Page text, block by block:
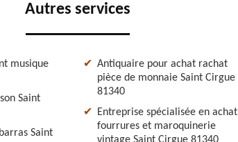
Autres services
musique
Saint
Saint
Antiquaire pour achat rachat
pièce de monnaie Saint Cirgue
81340
Entreprise spécialisée en achat
fourrures et maroquinerie
vintage Saint Cirgue 81340